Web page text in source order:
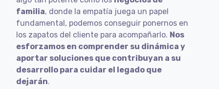
familia, donde la empatía juega un papel
fundamental, podemos conseguir ponernos en
los zapatos del cliente para acompañarlo. Nos
esforzamos en comprender su dinámica y
aportar soluciones que contribuyan a su
desarrollo para cuidar el legado que
dejarán.